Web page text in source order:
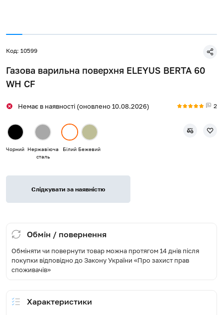
Код: 10599
Газова варильна поверхня ELEYUS BERTA 60
WH CF
Немає в наявності (оновлено 10.08.2026) 2
Чорний Нержавіюча
сталь
Білий Бежевий
Слідкувати за наявністю
Обмін / повернення
Обміняти чи повернути товар можна протягом 14 днів після
покупки відповідно до Закону України «Про захист прав
споживачів»
Характеристики